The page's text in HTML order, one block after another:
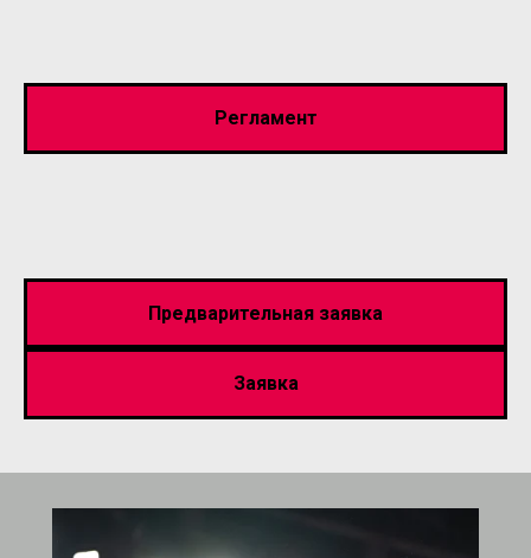
Регламент
Предварительная заявка
Заявка